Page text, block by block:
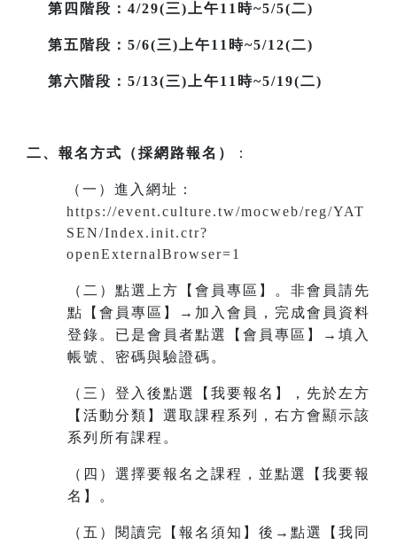
第四階段：4/29(三)上午11時~5/5(二)
第五階段：5/6(三)上午11時~5/12(二)
第六階段：5/13(三)上午11時~5/19(二)
二、報名方式（採網路報名） ：
（一）進入網址 ：
https://event.culture.tw/mocweb/reg/YAT
SEN/Index.init.ctr?
openExternalBrowser=1
（二）點選上方【會員專區】。非會員請先
點【會員專區】→加入會員，完成會員資料
登錄。已是會員者點選【會員專區】→填入
帳號、密碼與驗證碼。
（三）登入後點選【我要報名】，先於左方
【活動分類】選取課程系列，右方會顯示該
系列所有課程。
（四）選擇要報名之課程，並點選【我要報
名】。
（五）閱讀完【報名須知】後→點選【我同